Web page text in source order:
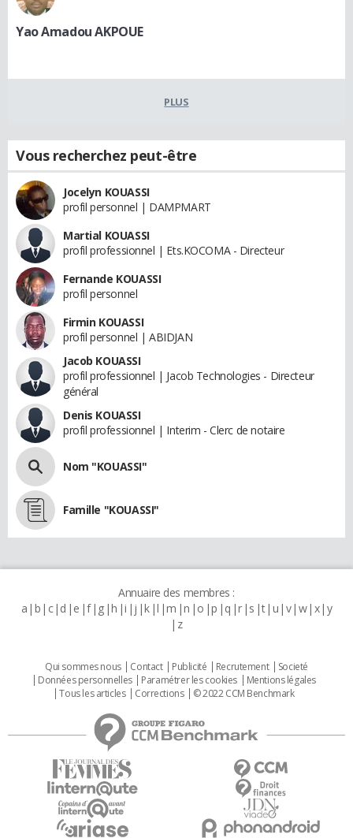
Yao Amadou AKPOUE
PLUS
Vous recherchez peut-être
Jocelyn KOUASSI
profil personnel | DAMPMART
Martial KOUASSI
profil professionnel | Ets.KOCOMA - Directeur
Fernande KOUASSI
profil personnel
Firmin KOUASSI
profil personnel | ABIDJAN
Jacob KOUASSI
profil professionnel | Jacob Technologies - Directeur
général
Denis KOUASSI
profil professionnel | Interim - Clerc de notaire
Nom "KOUASSI"
Famille "KOUASSI"
Annuaire des membres :
a b c d e f g h i j k l m n o p q r s t u v w x y
z
Qui sommes nous Contact Publicité Recrutement
Societé
Données personnelles
Paramétrer les cookies
Mentions légales
Tous les articles
Corrections © 2022 CCM Benchmark